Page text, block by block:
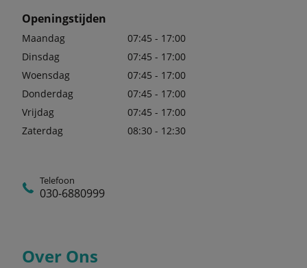
Openingstijden
Maandag
07:45 - 17:00
Dinsdag
07:45 - 17:00
Woensdag
07:45 - 17:00
Donderdag
07:45 - 17:00
Vrijdag
07:45 - 17:00
Zaterdag
08:30 - 12:30
Telefoon
030-6880999
Over Ons